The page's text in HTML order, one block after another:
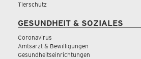
Tierschutz
GESUNDHEIT & SOZIALES
Coronavirus
Amtsarzt & Bewilligungen
Gesundheitseinrichtungen